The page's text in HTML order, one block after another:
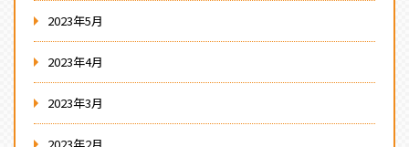
2023年5月
2023年4月
2023年3月